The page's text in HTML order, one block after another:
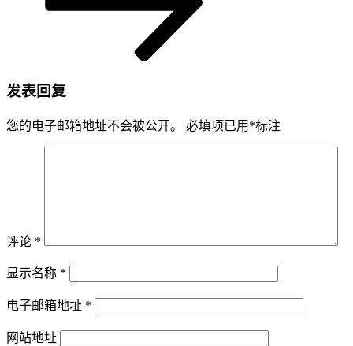
发表回复
您的电子邮箱地址不会被公开。 必填项已用 *标注
评论 *
显示名称 *
电子邮箱地址 *
网站地址